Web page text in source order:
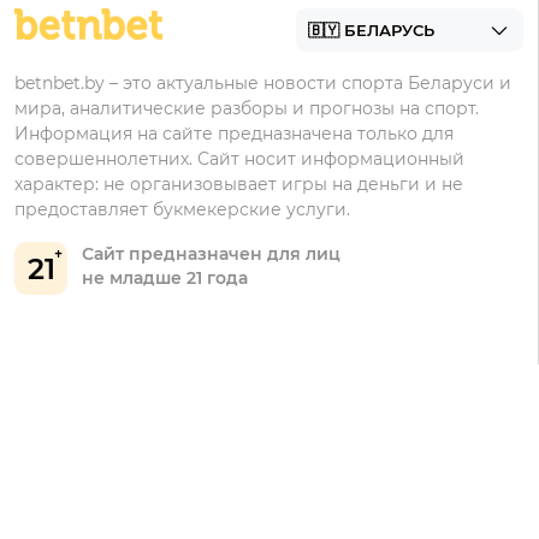
Бонусы Бетера
Бонусы Винлайн
Марафонбет
21
Сайт предназначен для лиц
не младше 21 года
betnbet.by – это актуальные новости спорта Беларуси и
мира, аналитические разборы и прогнозы на спорт.
Информация на сайте предназначена только для
совершеннолетних. Сайт носит информационный
характер: не организовывает игры на деньги и не
предоставляет букмекерские услуги.